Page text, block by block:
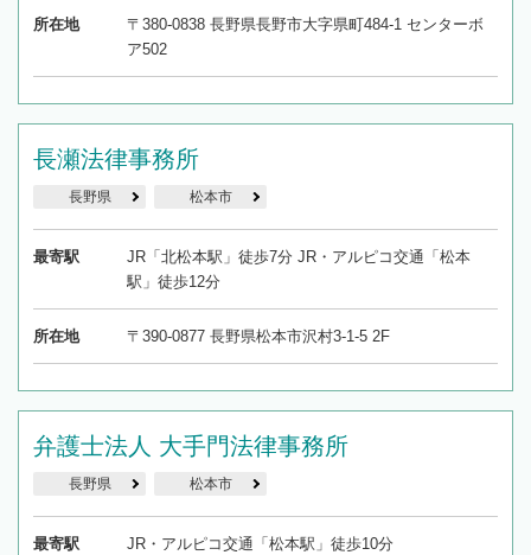
所在地
〒380-0838 長野県長野市大字県町484-1 センターボ
ア502
長瀬法律事務所
長野県 松本市
最寄駅
JR「北松本駅」徒歩7分 JR・アルピコ交通「松本
駅」徒歩12分
所在地 〒390-0877 長野県松本市沢村3-1-5 2F
弁護士法人 大手門法律事務所
長野県 松本市
最寄駅 JR・アルピコ交通「松本駅」徒歩10分